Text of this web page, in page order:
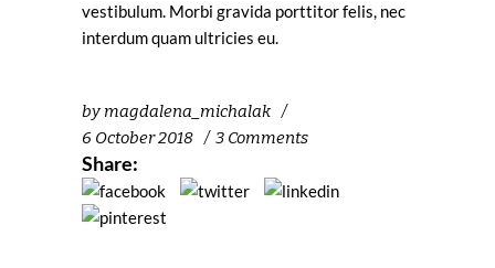
vestibulum. Morbi gravida porttitor felis, nec
interdum quam ultricies eu.
bymagdalena_michalak
6 October 2018
3 Comments
Share: